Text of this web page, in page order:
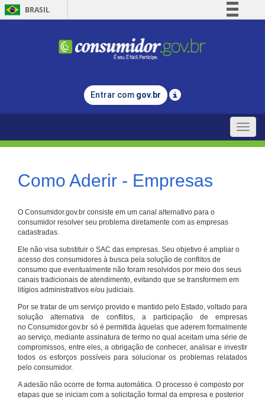
BRASIL
Comunica BR
Legislação
Entrar com gov.br
Toggle
Como Aderir - Empresas
O Consumidor.gov.br consiste em um canal alternativo para o
consumidor resolver seu problema diretamente com as empresas
cadastradas.
Ele não visa substituir o SAC das empresas. Seu objetivo é ampliar o
acesso dos consumidores à busca pela solução de conflitos de
consumo que eventualmente não foram resolvidos por meio dos seus
canais tradicionais de atendimento, evitando que se transformem em
litígios administrativos e/ou judiciais.
Por se tratar de um serviço provido e mantido pelo Estado, voltado para
solução alternativa de conflitos, a participação de empresas
no Consumidor.gov.br só é permitida àquelas que aderem formalmente
ao serviço, mediante assinatura de termo no qual aceitam uma série de
compromissos, entre eles, a obrigação de conhecer, analisar e investir
todos os esforços possíveis para solucionar os problemas relatados
pelo consumidor.
A adesão não ocorre de forma automática. O processo é composto por
etapas que se iniciam com a solicitação formal da empresa e posterior